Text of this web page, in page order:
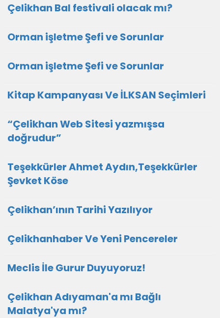
Çelikhan Bal festivali olacak mı?
Orman işletme Şefi ve Sorunlar
Orman işletme Şefi ve Sorunlar
Kitap Kampanyası Ve İLKSAN Seçimleri
“Çelikhan Web Sitesi yazmışsa
doğrudur”
Teşekkürler Ahmet Aydın,Teşekkürler
Şevket Köse
Çelikhan’ının Tarihi Yazılıyor
Çelikhanhaber Ve Yeni Pencereler
Meclis İle Gurur Duyuyoruz!
Çelikhan Adıyaman'a mı Bağlı
Malatya'ya mı?